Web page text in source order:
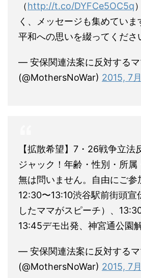
（http://t.co/DYFCe5OC5q
く、メッセージも集めてい
平和への思いを綴ってくださ
— 安保関連法案に反対する
(@MothersNoWar) 2015, 7
【拡散希望】7・26戦争立法
ジャック！年齢・性別・所
無は問いません。自由にご参
12:30〜13:10渋谷駅前街頭宣
したママがスピーチ）、
13:45デモ出発、神宮通公園解
— 安保関連法案に反対する
(@MothersNoWar) 2015, 7